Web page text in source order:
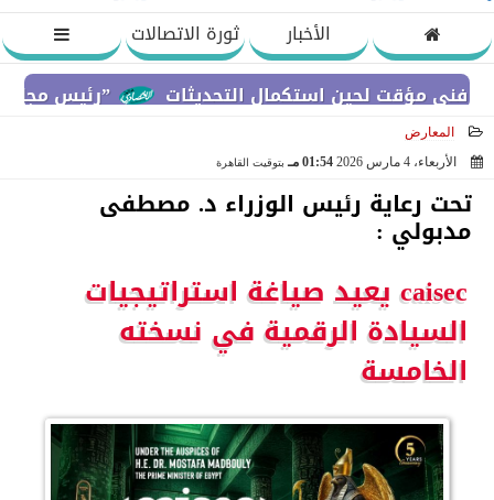
الأخبار
ثورة الاتصالات
”رئيس مجلس القضاء
المعارض
الأربعاء، 4 مارس 2026
01:54 مـ بتوقيت القاهرة
تحت رعاية رئيس الوزراء د. مصطفى
مدبولي :
caisec يعيد صياغة استراتيجيات
السيادة الرقمية في نسخته
الخامسة